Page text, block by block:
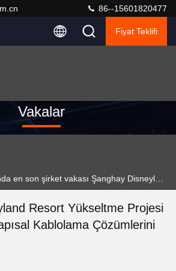
86--15601820477
Fiyat Teklifi
Vakalar
Resort Yükseltme Projesi
Kablolama Çözümlerini